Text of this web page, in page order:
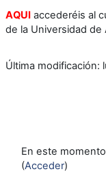
AQUI accederéis al
de la Universidad de
Última modificación:
En este
(Acceder)